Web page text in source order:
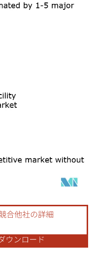
4.0の表示が必要です。